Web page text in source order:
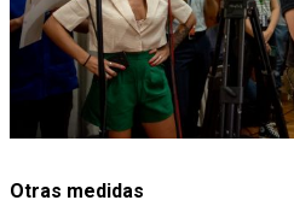
Otras medidas